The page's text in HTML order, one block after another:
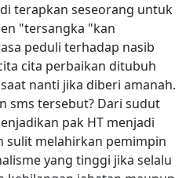
terapkan seseorang untuk
"tersangka "kan
peduli terhadap nasib
cita perbaikan ditubuh
nanti jika diberi amanah.
sms tersebut? Dari sudut
pak HT menjadi
sulit melahirkan pemimpin
yang tinggi jika selalu